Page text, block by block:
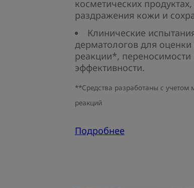
косметических
раздражения кожи и
Клинические
дерматологов для
реакции*, переносимости
эффективности.​
**Средства разработаны с учетом
реакций
Подробнее